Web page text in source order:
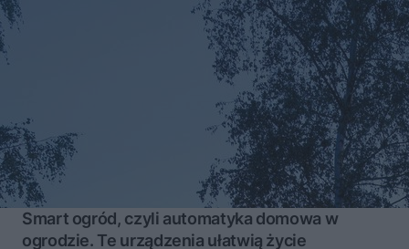
Smart ogród, czyli automatyka domowa w
ogrodzie. Te urządzenia ułatwią życie